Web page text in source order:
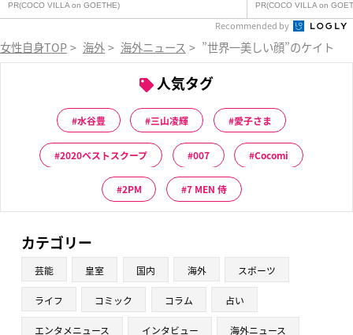
PR(COCO VILLA on GOETHE) PR(COCO VILLA on
Recommended by
女性自身TOP > 海外 > 海外ニュース > ”世界一美しい顔”のケイト・
人気タグ
水谷豊 三山凌輝 愛子さま
2020ベストスクープ 007 Cocomi
2PM 7 MEN 侍
カテゴリー
芸能 皇室 国内 海外 スポーツ
ライフ コミック コラム 占い
エンタメニュース インタビュー 海外ニュース